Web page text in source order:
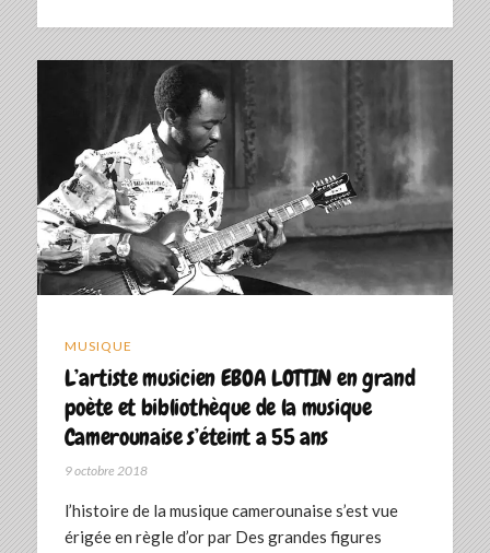
MUSIQUE
L’artiste musicien EBOA LOTTIN en grand
poète et bibliothèque de la musique
Camerounaise s’éteint a 55 ans
9 octobre 2018
l’histoire de la musique camerounaise s’est vue
érigée en règle d’or par Des grandes figures